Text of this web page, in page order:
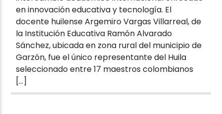
en innovación educativa y tecnología. El
docente huilense Argemiro Vargas Villarreal, de
la Institución Educativa Ramón Alvarado
Sánchez, ubicada en zona rural del municipio de
Garzón, fue el único representante del Huila
seleccionado entre 17 maestros colombianos
[…]